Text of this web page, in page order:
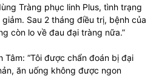
Tràng phục linh Plus, tình trạng
Sau 2 tháng điều trị, bệnh của
còn lo về đau đại tràng nữa.”
Tâm: “Tôi được chẩn đoán bị đại
ăn uống không được ngon